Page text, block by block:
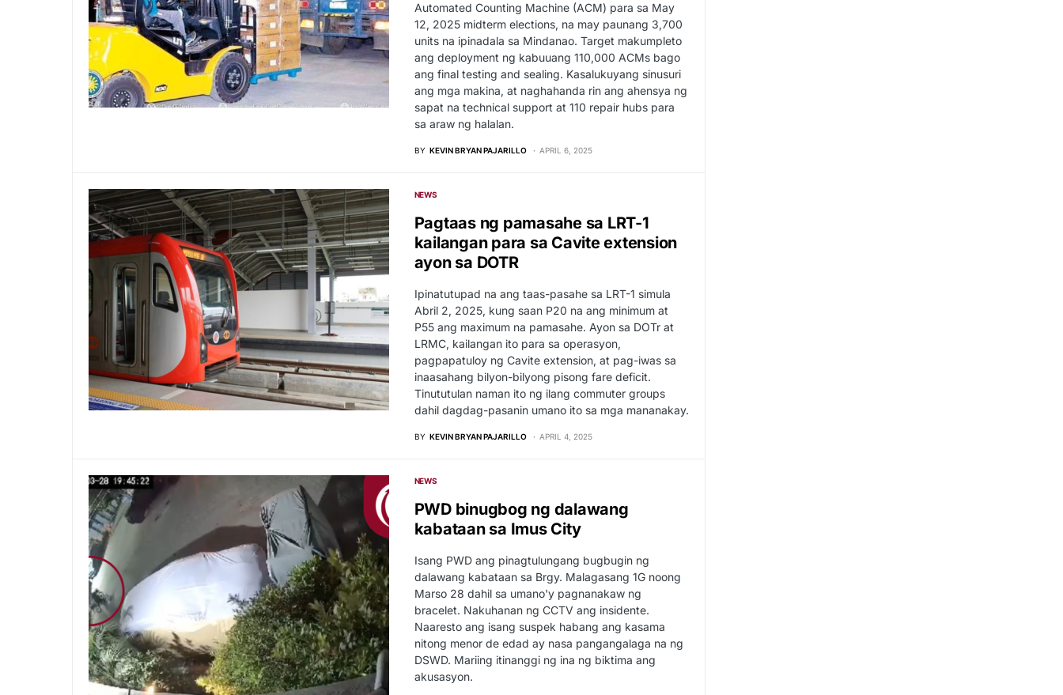
Automated Counting Machine (ACM) para sa May
12, 2025 midterm elections, na may paunang 3,700
units na ipinadala sa Mindanao. Target makumpleto
ang deployment ng kabuuang 110,000 ACMs bago
ang final testing and sealing. Kasalukuyang sinusuri
ang mga makina, at naghahanda rin ang ahensya ng
sapat na technical support at 110 repair hubs para
sa araw ng halalan.
BY KEVIN BRYAN PAJARILLO APRIL 6, 2025
NEWS
Pagtaas ng pamasahe sa LRT-1
kailangan para sa Cavite extension
ayon sa DOTR
Ipinatutupad na ang taas-pasahe sa LRT-1 simula
Abril 2, 2025, kung saan P20 na ang minimum at
P55 ang maximum na pamasahe. Ayon sa DOTr at
LRMC, kailangan ito para sa operasyon,
pagpapatuloy ng Cavite extension, at pag-iwas sa
inaasahang bilyon-bilyong pisong fare deficit.
Tinututulan naman ito ng ilang commuter groups
dahil dagdag-pasanin umano ito sa mga mananakay.
BY KEVIN BRYAN PAJARILLO APRIL 4, 2025
NEWS
PWD binugbog ng dalawang
kabataan sa Imus City
Isang PWD ang pinagtulungang bugbugin ng
dalawang kabataan sa Brgy. Malagasang 1G noong
Marso 28 dahil sa umano'y pagnanakaw ng
bracelet. Nakuhanan ng CCTV ang insidente.
Naaresto ang isang suspek habang ang kasama
nitong menor de edad ay nasa pangangalaga na ng
DSWD. Mariing itinanggi ng ina ng biktima ang
akusasyon.